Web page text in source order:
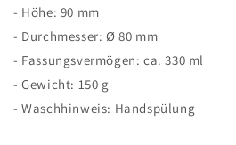
- Höhe: 90 mm
- Durchmesser: Ø 80 mm
- Fassungsvermögen: ca. 330 ml
- Gewicht: 150 g
- Waschhinweis: Handspülung